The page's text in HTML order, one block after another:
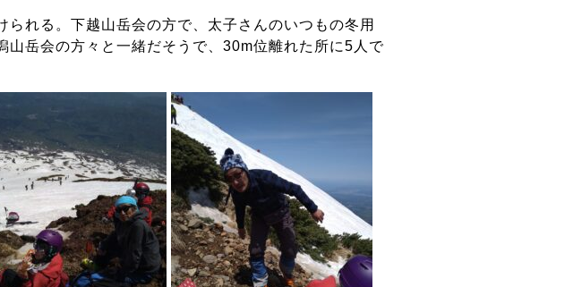
れる。下越山岳会の方で、太子さんのいつもの冬用
岳会の方々と一緒だそうで、30m位離れた所に5人で